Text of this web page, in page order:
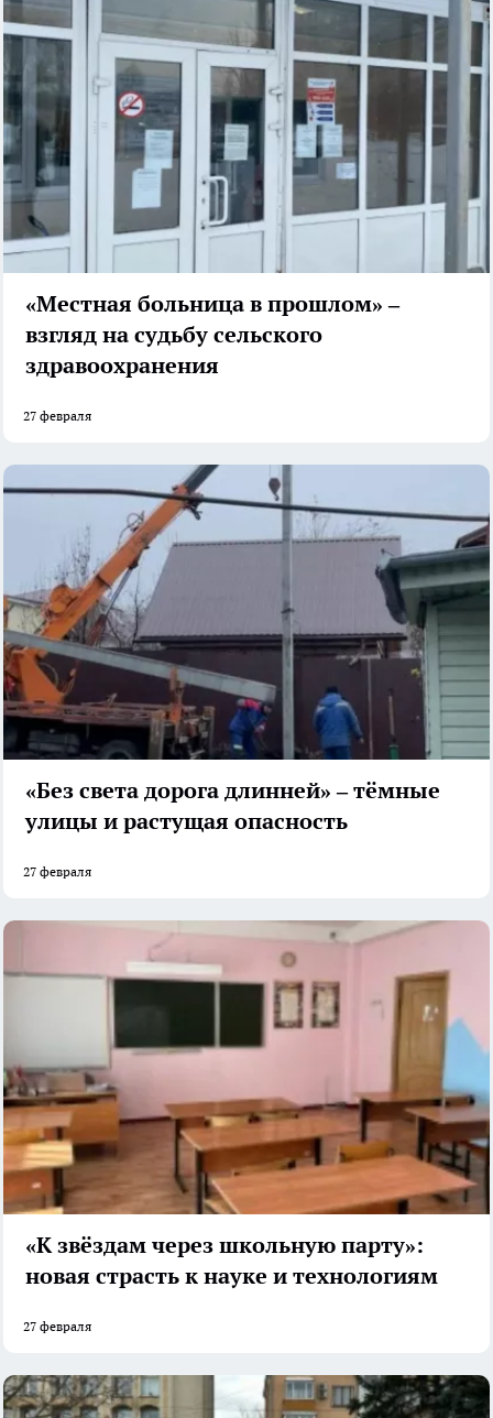
«Местная больница в прошлом» –
взгляд на судьбу сельского
здравоохранения
27 февраля
«Без света дорога длинней» – тёмные
улицы и растущая опасность
27 февраля
«К звёздам через школьную парту»:
новая страсть к науке и технологиям
27 февраля